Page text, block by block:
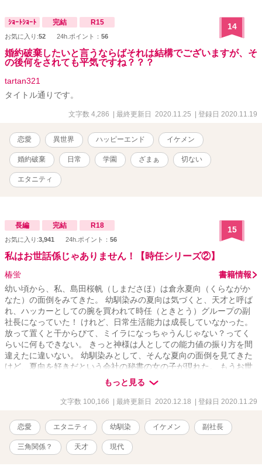
ｼｮｰﾄｼｮｰﾄ 完結 R15
お気に入り:52 24h.ポイント： 56
14
婚約破棄したいと言うならばそれは結構でございますが、そ
の後何をされても平気ですね？？？
tartan321
タイトル通りです。
文字数 4,286 | 最終更新日 2020.11.25 | 登録日 2020.11.19
恋愛 異世界 ハッピーエンド イケメン
婚約破棄 日常 学園 ざまぁ 切ない
エタニティ
長編 完結 R18
お気に入り:3,941 24h.ポイント： 56
15
私はお世話係じゃありません！【時任シリーズ②】
椿蛍
書籍情報
幼い頃から、私、島田桜帆（しまださほ）は倉永夏向（くらながか
なた）の面倒をみてきた。 幼馴染みの夏向は気づくと、天才と呼ば
れ、ハッカーとしての腕を買われて時任（ときとう）グループの副
社長になっていた！ けれど、日常生活能力は成長していなかった。
放って置くと干からびて、ミイラになっちゃうんじゃない？ってく
らいに何もできない。 きっと神様は人としての能力値の振り方を間
違えたに違いない。 幼馴染みとして、そんな夏向の面倒を見てきた
けど、夏向を好きだという会社の秘書の女の子が現れた。 もうお世
話係はおしまいよね？ ★視点切り替えあります。 ★R－１８には
※R－１８をつけます。 ★飛ばして読むことも可能です。 ★時任シ
もっと見る
文字数 100,166 | 最終更新日 2020.12.18 | 登録日 2020.11.29
恋愛 エタニティ 幼馴染 イケメン 副社長
三角関係？ 天才 現代